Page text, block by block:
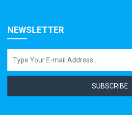
NEWSLETTER
SUBSCRIBE